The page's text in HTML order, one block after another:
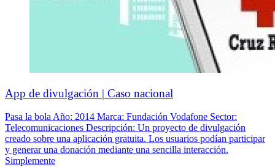
App de divulgación | Caso nacional
Pasa la bola Año: 2014 Marca: Fundación Vodafone Sector:
Telecomunicaciones Descripción: Un proyecto de divulgación
creado sobre una aplicación gratuita. Los usuarios podían participar
y generar una donación mediante una sencilla interacción.
Simplemente